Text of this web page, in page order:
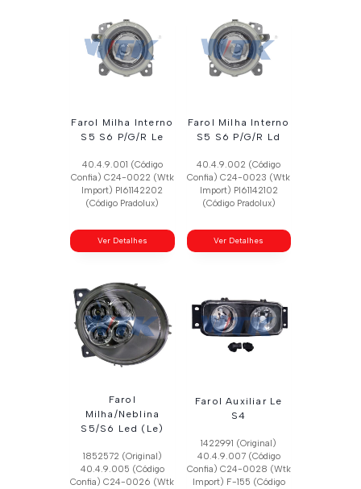
Farol Milha Interno
S5 S6 P/G/R Le
40.4.9.001 (Código
Confia) C24-0022 (Wtk
Import) Pl61142202
(Código Pradolux)
Ver Detalhes
Farol Milha Interno
S5 S6 P/G/R Ld
40.4.9.002 (Código
Confia) C24-0023 (Wtk
Import) Pl61142102
(Código Pradolux)
Ver Detalhes
Farol
Milha/Neblina
S5/S6 Led (Le)
1852572 (Original)
40.4.9.005 (Código
Confia) C24-0026 (Wtk
Farol Auxiliar Le
S4
1422991 (Original)
40.4.9.007 (Código
Confia) C24-0028 (Wtk
Import) F-155 (Código